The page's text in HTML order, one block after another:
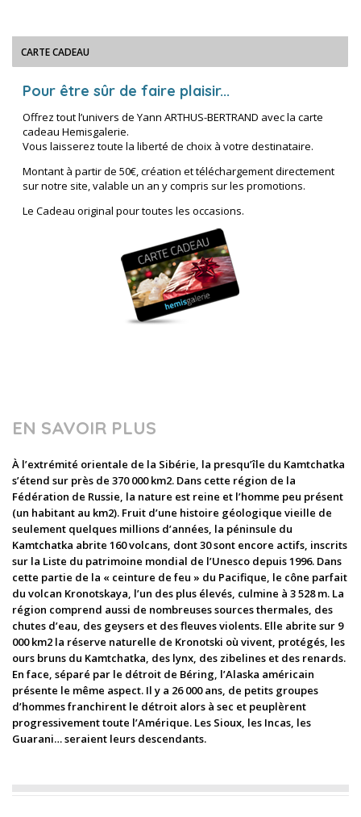
CARTE CADEAU
Pour être sûr de faire plaisir...
Offrez tout l’univers de Yann ARTHUS-BERTRAND avec la carte
cadeau Hemisgalerie.
Vous laisserez toute la liberté de choix à votre destinataire.
Montant à partir de 50€, création et téléchargement directement
sur notre site, valable un an y compris sur les promotions.
Le Cadeau original pour toutes les occasions.
EN SAVOIR PLUS
À l’extrémité orientale de la Sibérie, la presqu’île du Kamtchatka
s’étend sur près de 370 000 km2. Dans cette région de la
Fédération de Russie, la nature est reine et l’homme peu présent
(un habitant au km2). Fruit d’une histoire géologique vieille de
seulement quelques millions d’années, la péninsule du
Kamtchatka abrite 160 volcans, dont 30 sont encore actifs, inscrits
sur la Liste du patrimoine mondial de l’Unesco depuis 1996. Dans
cette partie de la « ceinture de feu » du Pacifique, le cône parfait
du volcan Kronotskaya, l’un des plus élevés, culmine à 3 528 m. La
région comprend aussi de nombreuses sources thermales, des
chutes d’eau, des geysers et des fleuves violents. Elle abrite sur 9
000 km2 la réserve naturelle de Kronotski où vivent, protégés, les
ours bruns du Kamtchatka, des lynx, des zibelines et des renards.
En face, séparé par le détroit de Béring, l’Alaska américain
présente le même aspect. Il y a 26 000 ans, de petits groupes
d’hommes franchirent le détroit alors à sec et peuplèrent
progressivement toute l’Amérique. Les Sioux, les Incas, les
Guarani… seraient leurs descendants.